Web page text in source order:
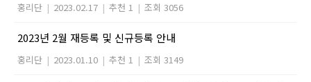
홍리단 | 2023.02.17 | 추천 1 | 조회 3056
2023년 2월 재등록 및 신규등록 안내
홍리단 | 2023.01.10 | 추천 1 | 조회 3149